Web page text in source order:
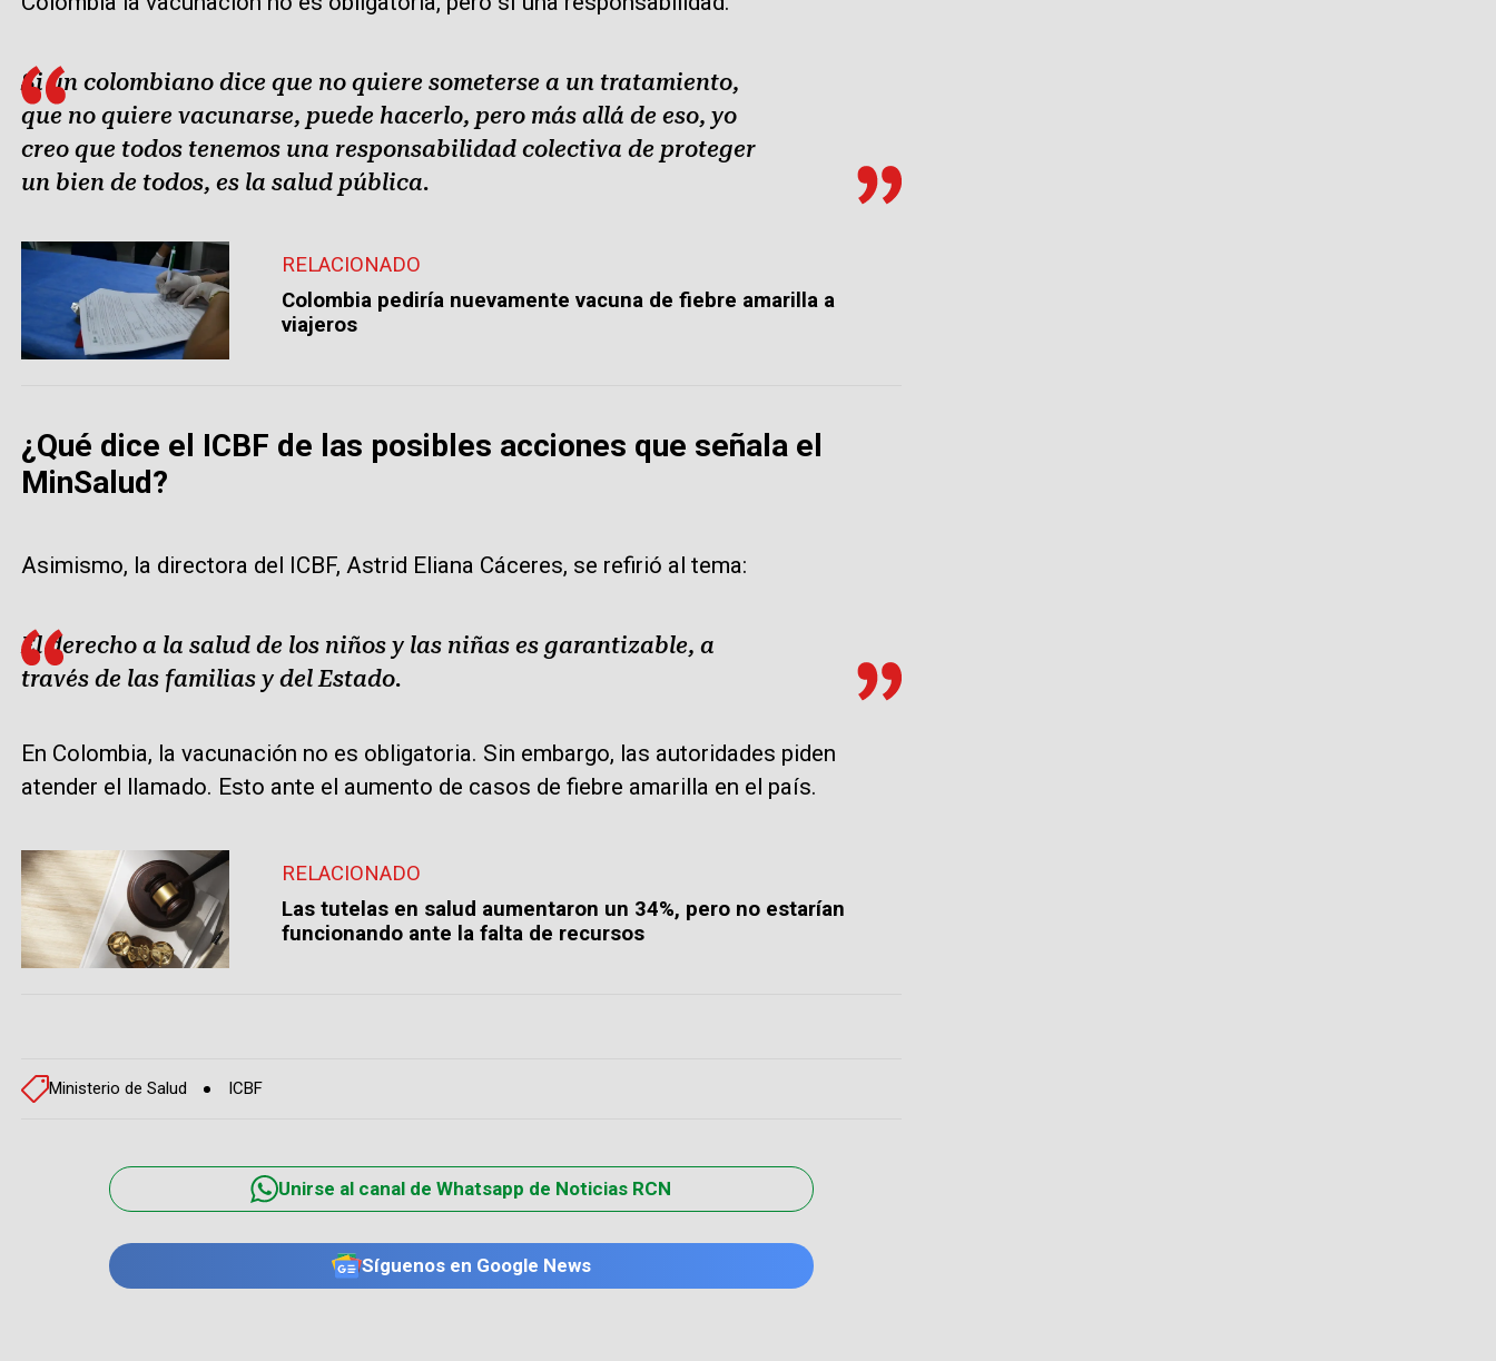
Si un colombiano dice que no quiere someterse a un tratamiento,
que no quiere vacunarse, puede hacerlo, pero más allá de eso, yo
creo que todos tenemos una responsabilidad colectiva de proteger
un bien de todos, es la salud pública.
RELACIONADO
Colombia pediría nuevamente vacuna de fiebre amarilla a
viajeros
¿Qué dice el ICBF de las posibles acciones que señala el
MinSalud?
Asimismo, la directora del ICBF, Astrid Eliana Cáceres, se refirió al tema:
El derecho a la salud de los niños y las niñas es garantizable, a
través de las familias y del Estado.
En Colombia, la vacunación no es obligatoria. Sin embargo, las autoridades piden
atender el llamado. Esto ante el aumento de casos de fiebre amarilla en el país.
RELACIONADO
Las tutelas en salud aumentaron un 34%, pero no estarían
funcionando ante la falta de recursos
Ministerio de Salud ICBF
Unirse al canal de Whatsapp de Noticias RCN
Síguenos en Google News